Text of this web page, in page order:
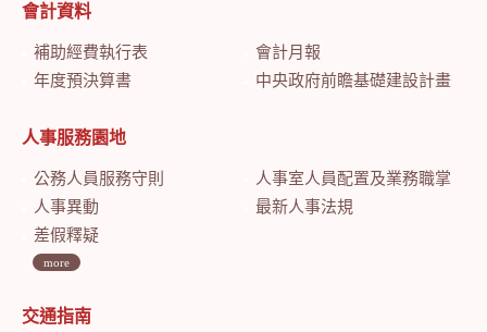
會計資料
補助經費執行表
會計月報
年度預決算書
中央政府前瞻基礎建設計畫特別預算會計月報
人事服務園地
公務人員服務守則
人事室人員配置及業務職掌
人事異動
最新人事法規
差假釋疑
more
交通指南